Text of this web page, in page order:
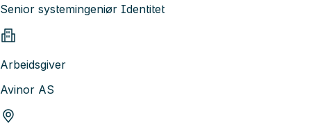
Senior systemingeniør Identitet
Arbeidsgiver
Avinor AS